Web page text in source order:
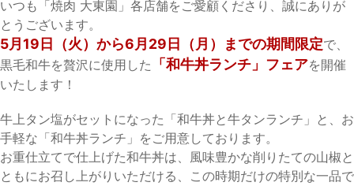
いつも「焼肉 大東園」各店舗をご愛顧くださり、誠にありが
とうございます。
5月19日（火）から6月29日（月）までの期間限定で、
黒毛和牛を贅沢に使用した 「和牛丼ランチ」フェアを開催
いたします！
牛上タン塩がセットになった「和牛丼と牛タンランチ」と、お
手軽な「和牛丼ランチ」をご用意しております。
お重仕立てで仕上げた和牛丼は、風味豊かな削りたての山椒と
ともにお召し上がりいただける、この時期だけの特別な一品で